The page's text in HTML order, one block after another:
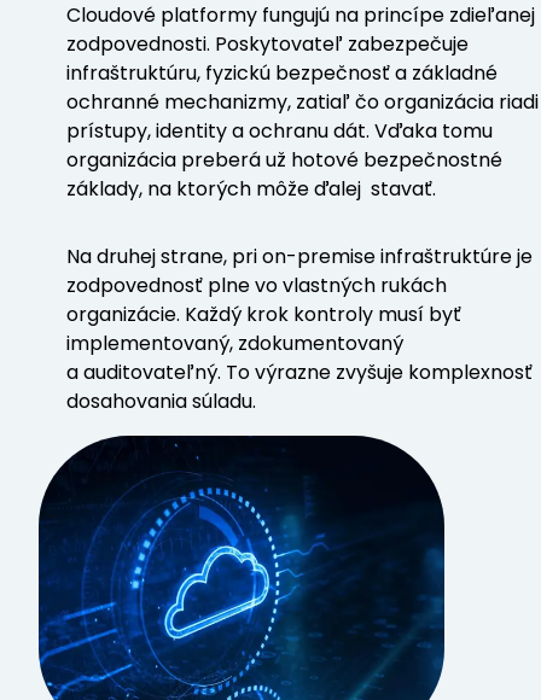
Cloudové platformy fungujú na princípe zdieľanej
zodpovednosti. Poskytovateľ zabezpečuje
infraštruktúru, fyzickú bezpečnosť a základné
ochranné mechanizmy, zatiaľ čo organizácia riadi
prístupy, identity a ochranu dát. Vďaka tomu
organizácia preberá už hotové bezpečnostné
základy, na ktorých môže ďalej stavať.
Na druhej strane, pri on-premise infraštruktúre je
zodpovednosť plne vo vlastných rukách
organizácie. Každý krok kontroly musí byť
implementovaný, zdokumentovaný
a auditovateľný. To výrazne zvyšuje komplexnosť
dosahovania súladu.